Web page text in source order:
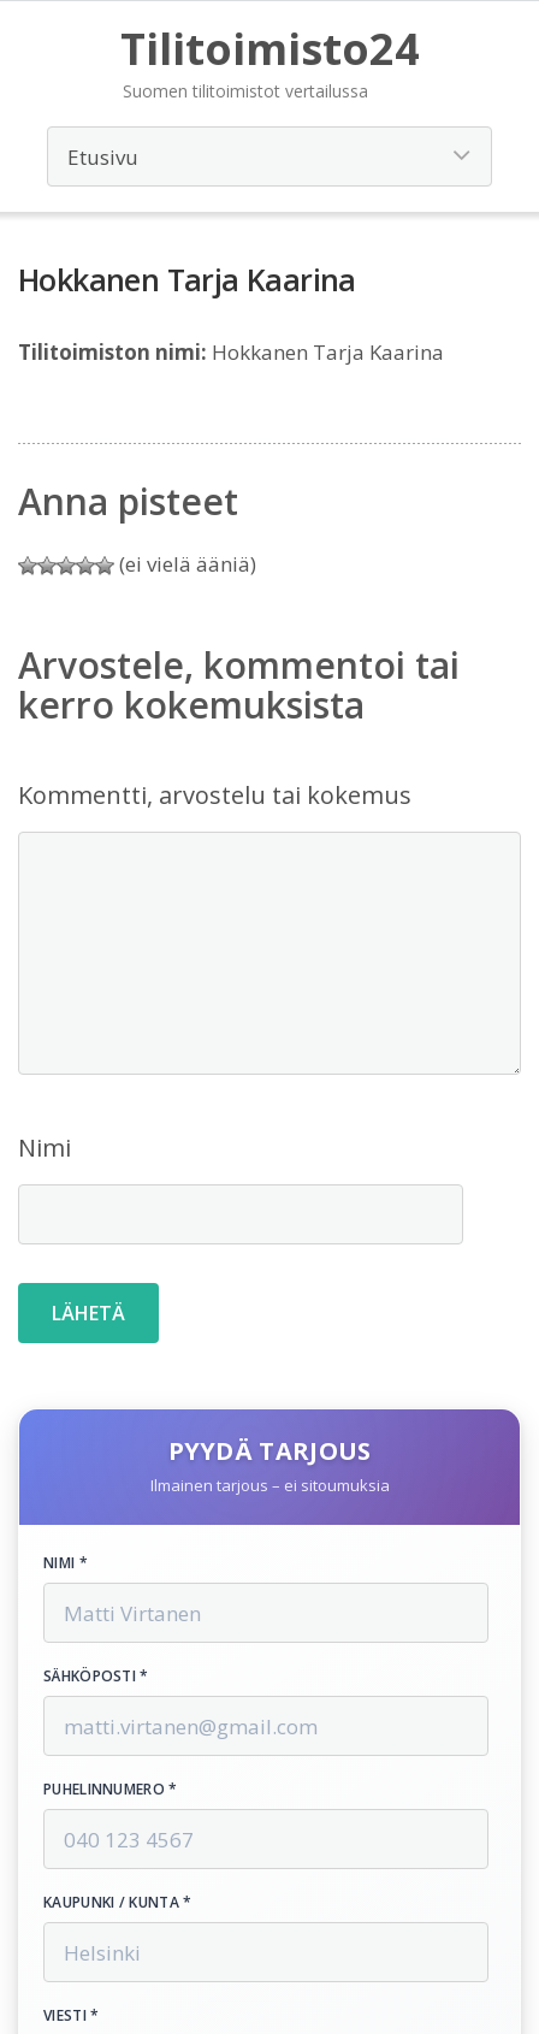
Tilitoimisto24
Suomen tilitoimistot vertailussa
Hokkanen Tarja Kaarina
Tilitoimiston nimi: Hokkanen Tarja Kaarina
Anna pisteet
(ei vielä ääniä)
Arvostele, kommentoi tai
kerro kokemuksista
Kommentti, arvostelu tai kokemus
Nimi
PYYDÄ TARJOUS
Ilmainen tarjous – ei sitoumuksia
NIMI *
SÄHKÖPOSTI *
PUHELINNUMERO *
KAUPUNKI / KUNTA *
VIESTI *